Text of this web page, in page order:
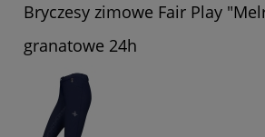
Bryczesy zimowe Fair Play
granatowe 24h